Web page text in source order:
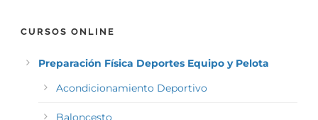
CURSOS ONLINE
Preparación Física Deportes Equipo y Pelota
Acondicionamiento Deportivo
Baloncesto